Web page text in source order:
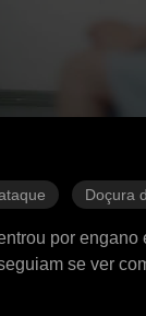
Doçura
por
se ver